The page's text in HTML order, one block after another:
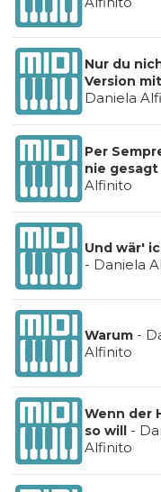
Nur du
Version
Daniela
Per
nie gesagt
Alfinito
Und wär'
- Daniela
Warum-
Alfinito
Wenn der
so will -
Alfinito